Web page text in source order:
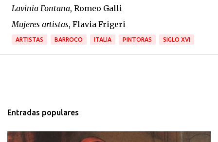
Lavinia Fontana, Romeo Galli
Mujeres artistas, Flavia Frigeri
ARTISTAS BARROCO ITALIA PINTORAS SIGLO XVI
Entradas populares